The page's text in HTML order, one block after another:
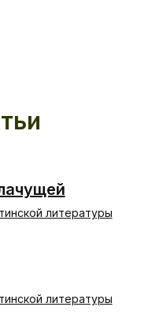
литературы
литературы